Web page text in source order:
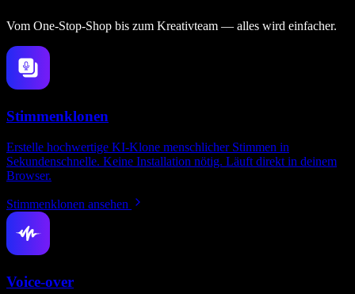
Vom One‑Stop‑Shop bis zum Kreativteam — alles wird einfacher.
Stimmenklonen
Erstelle hochwertige KI-Klone menschlicher Stimmen in
Sekundenschnelle. Keine Installation nötig. Läuft direkt in deinem
Browser.
Stimmenklonen ansehen
Voice-over